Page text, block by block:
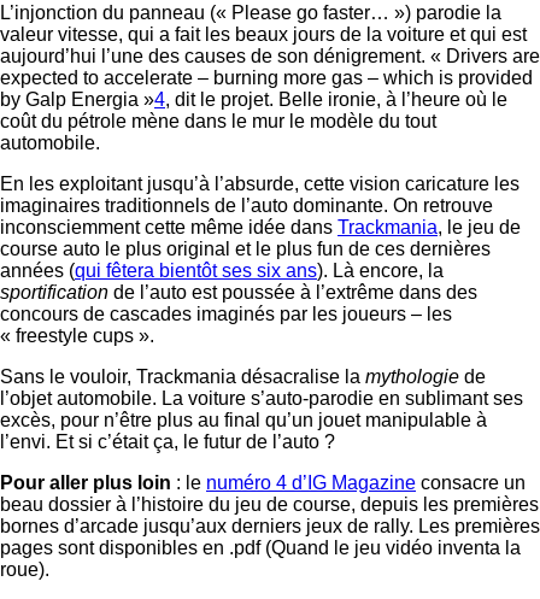
L’injonction du panneau (« Please go faster… ») parodie la
valeur vitesse, qui a fait les beaux jours de la voiture et qui est
aujourd’hui l’une des causes de son dénigrement. « Drivers are
expected to accelerate – burning more gas – which is provided
by Galp Energia »4, dit le projet. Belle ironie, à l’heure où le
coût du pétrole mène dans le mur le modèle du tout
automobile.
En les exploitant jusqu’à l’absurde, cette vision caricature les
imaginaires traditionnels de l’auto dominante. On retrouve
inconsciemment cette même idée dans Trackmania, le jeu de
course auto le plus original et le plus fun de ces dernières
années (qui fêtera bientôt ses six ans). Là encore, la
sportification de l’auto est poussée à l’extrême dans des
concours de cascades imaginés par les joueurs – les
« freestyle cups ».
Sans le vouloir, Trackmania désacralise la mythologie de
l’objet automobile. La voiture s’auto-parodie en sublimant ses
excès, pour n’être plus au final qu’un jouet manipulable à
l’envi. Et si c’était ça, le futur de l’auto ?
Pour aller plus loin : le numéro 4 d’IG Magazine consacre un
beau dossier à l’histoire du jeu de course, depuis les premières
bornes d’arcade jusqu’aux derniers jeux de rally. Les premières
pages sont disponibles en .pdf (Quand le jeu vidéo inventa la
roue).